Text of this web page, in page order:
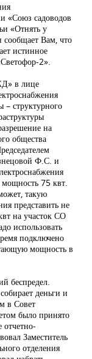
«Союз садоводов
«Отнять у
сообщает Вам, что
истинное
2».
в лице
– структурного
на
общества
Ф.С. и
75 квт.
такую
представить не
на участок СО
использовать
подключено
мощность в
беспредел.
деньги и
в Совет
было принято
отчетно-
Заместитель
отделения